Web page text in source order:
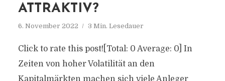
ATTRAKTIV?
6. November 2022 3 Min. Lesedauer
Click to rate this post![Total: 0 Average: 0] In
Zeiten von hoher Volatilität an den
Kapitalmärkten machen sich viele Anleger